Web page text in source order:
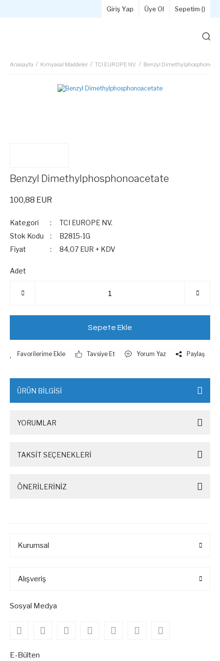
Giriş Yap Üye Ol Sepetim ()
Anasayfa Kimyasal Maddeler TCI EUROPE NV. Benzyl
Benzyl Dimethylphosphonoacetate
100,88 EUR
Kategori
TCI EUROPE NV.
Stok Kodu
B2815-1G
Fiyat
84,07 EUR + KDV
Adet
Sepete Ekle
Tavsiye Et Yorum Yaz Paylaş
ÜRÜN BİLGİSİ
YORUMLAR
TAKSİT SEÇENEKLERİ
ÖNERİLERİNİZ
Kurumsal
Alışveriş
Sosyal Medya
E-Bülten